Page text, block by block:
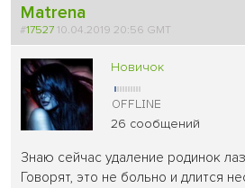
Matrena
#17527 10.04.2019 20:56 GMT
Новичок
26 сообщений
Знаю сейчас удаление родинок
Говорят, это не больно и длится